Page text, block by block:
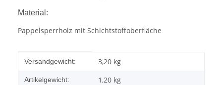
Material:
Pappelsperrholz mit Schichtstoffoberfläche
Produkteigenschaft
Wert
Versandgewicht: 3,20 kg
Artikelgewicht: 1,20 kg